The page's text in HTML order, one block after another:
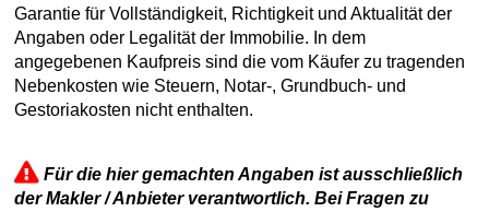
Garantie für Vollständigkeit, Richtigkeit und Aktualität der
Angaben oder Legalität der Immobilie. In dem
angegebenen Kaufpreis sind die vom Käufer zu tragenden
Nebenkosten wie Steuern, Notar-, Grundbuch- und
Gestoriakosten nicht enthalten.
Für die hier gemachten Angaben ist ausschließlich
der Makler / Anbieter verantwortlich. Bei Fragen zu